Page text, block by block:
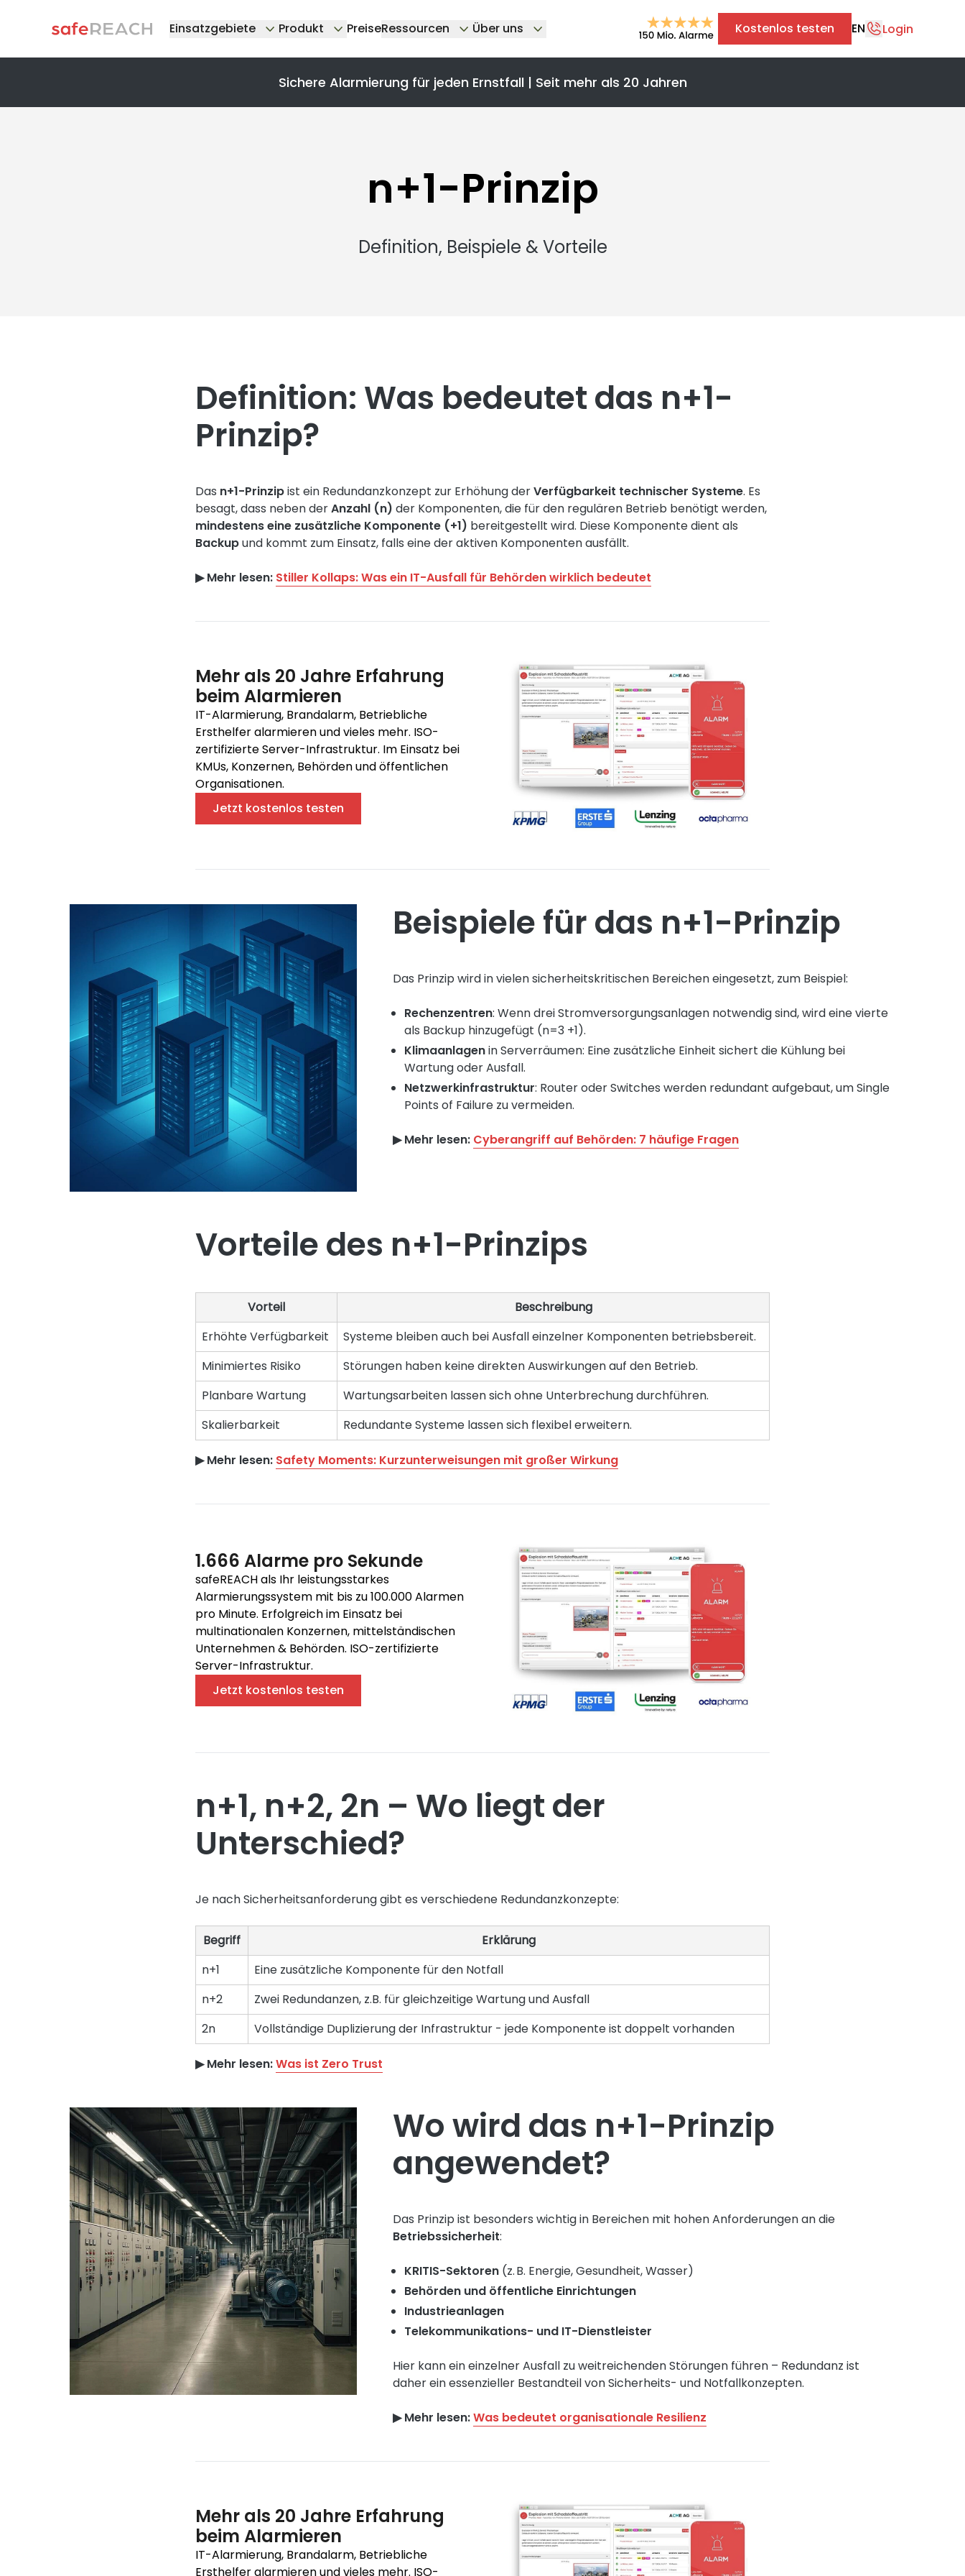
Einsatzgebiete Produkt PreiseRessourcen Über uns Kostenlos testen EN Login
Sichere Alarmierung für jeden Ernstfall | Seit mehr als 20 Jahren
n+1-Prinzip
Definition, Beispiele & Vorteile
Definition: Was bedeutet das n+1-
Prinzip?
Das n+1-Prinzipist ein Redundanzkonzept zur Erhöhung derVerfügbarkeit technischer Systeme. Es
besagt, dass neben derAnzahl (n) der Komponenten, die für den regulären Betrieb benötigt werden,
mindestens eine zusätzliche Komponente (+1) bereitgestellt wird. Diese Komponente dient als
Backupund kommt zum Einsatz, falls eine der aktiven Komponenten ausfällt.
▶︎ Mehr lesen: Stiller Kollaps: Was ein IT-Ausfall für Behörden wirklich bedeutet
Mehr als 20 Jahre Erfahrung
beim Alarmieren
IT-Alarmierung, Brandalarm, Betriebliche
Ersthelfer alarmieren und vieles mehr. ISO-
zertifizierte Server-Infrastruktur. Im Einsatz bei
KMUs, Konzernen, Behörden und öffentlichen
Organisationen.
Jetzt kostenlos testen
Beispiele für das n+1-Prinzip
Das Prinzip wird in vielen sicherheitskritischen Bereichen eingesetzt, zum Beispiel:
Rechenzentren: Wenn drei Stromversorgungsanlagen notwendig sind, wird eine vierte
als Backup hinzugefügt (n=3 +1).
Klimaanlagenin Serverräumen: Eine zusätzliche Einheit sichert die Kühlung bei
Wartung oder Ausfall.
Netzwerkinfrastruktur: Router oder Switches werden redundant aufgebaut, um Single
Points of Failure zu vermeiden.
▶︎ Mehr lesen: Cyberangriff auf Behörden: 7 häufige Fragen
Vorteile des n+1-Prinzips
Vorteil
Beschreibung
Erhöhte Verfügbarkeit
Systeme bleiben auch bei Ausfall einzelner Komponenten betriebsbereit.
Minimiertes Risiko
Störungen haben keine direkten Auswirkungen auf den Betrieb.
Planbare Wartung
Wartungsarbeiten lassen sich ohne Unterbrechung durchführen.
Skalierbarkeit
Redundante Systeme lassen sich flexibel erweitern.
▶︎ Mehr lesen: Safety Moments: Kurzunterweisungen mit großer Wirkung
1.666 Alarme pro Sekunde
safeREACH als Ihr leistungsstarkes
Alarmierungssystem mit bis zu 100.000 Alarmen
pro Minute. Erfolgreich im Einsatz bei
multinationalen Konzernen, mittelständischen
Unternehmen & Behörden. ISO-zertifizierte
Server-Infrastruktur.
Jetzt kostenlos testen
n+1, n+2, 2n – Wo liegt der
Unterschied?
Je nach Sicherheitsanforderung gibt es verschiedene Redundanzkonzepte:
Begriff
Erklärung
n+1
Eine zusätzliche Komponente für den Notfall
n+2
Zwei Redundanzen, z.B. für gleichzeitige Wartung und Ausfall
2n
Vollständige Duplizierung der Infrastruktur - jede Komponente ist doppelt vorhanden
▶︎ Mehr lesen:Was ist Zero Trust
Wo wird das n+1-Prinzip
angewendet?
Das Prinzip ist besonders wichtig in Bereichen mit hohen Anforderungen an die
Betriebssicherheit:
KRITIS-Sektoren (z. B. Energie, Gesundheit, Wasser)
Behörden und öffentliche Einrichtungen
Industrieanlagen
Telekommunikations- und IT-Dienstleister
Hier kann ein einzelner Ausfall zu weitreichenden Störungen führen – Redundanz ist
daher ein essenzieller Bestandteil von Sicherheits- und Notfallkonzepten.
▶︎ Mehr lesen:Was bedeutet organisationale Resilienz
Mehr als 20 Jahre Erfahrung
beim Alarmieren
IT-Alarmierung, Brandalarm, Betriebliche
Ersthelfer alarmieren und vieles mehr. ISO-